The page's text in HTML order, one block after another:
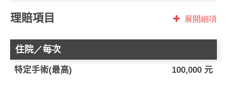
理賠項目 展開細項
住院／每次
特定手術(最高) 100,000 元